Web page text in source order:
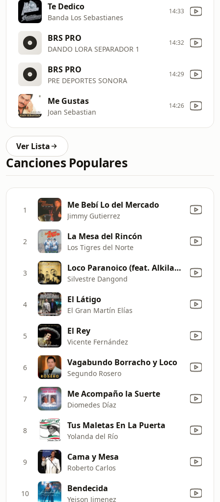
Te Dedico
Banda Los Sebastianes
14:33
BRS PRO
DANDO LORA SEPARADOR 1
14:32
BRS PRO
PRE DEPORTES SONORA
14:29
Me Gustas
Joan Sebastian
14:26
Ver Lista
Canciones Populares
1 Me Bebí Lo del Mercado
Jimmy Gutierrez
2 La Mesa del Rincón
Los Tigres del Norte
3 Loco Paranoico (feat. Alkilados) [Bachata Version]
Silvestre Dangond
4 El Látigo
El Gran Martín Elías
5 El Rey
Vicente Fernández
6 Vagabundo Borracho y Loco
Segundo Rosero
7 Me Acompaño la Suerte
Diomedes Díaz
8 Tus Maletas En La Puerta
Yolanda del Río
9 Cama y Mesa
Roberto Carlos
10 Bendecida
Yeison Jimenez